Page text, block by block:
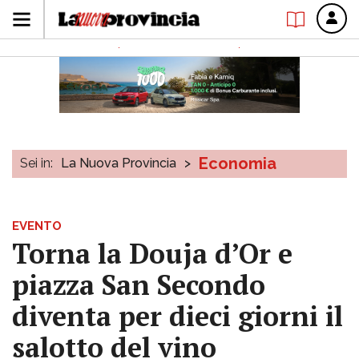
Sei in: La Nuova Provincia > Economia
EVENTO
Torna la Douja d’Or e
piazza San Secondo
diventa per dieci giorni il
salotto del vino